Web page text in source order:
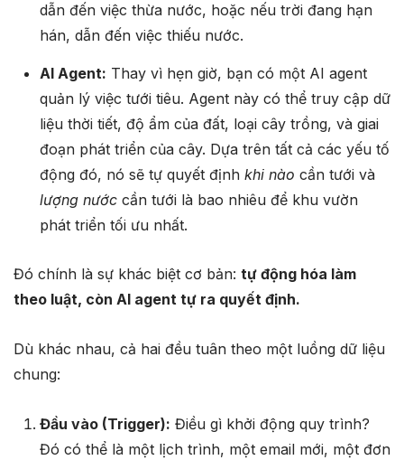
dẫn đến việc thừa nước, hoặc nếu trời đang hạn
hán, dẫn đến việc thiếu nước.
AI Agent: Thay vì hẹn giờ, bạn có một AI agent
quản lý việc tưới tiêu. Agent này có thể truy cập dữ
liệu thời tiết, độ ẩm của đất, loại cây trồng, và giai
đoạn phát triển của cây. Dựa trên tất cả các yếu tố
động đó, nó sẽ tự quyết định khi nào cần tưới và
lượng nướccần tưới là bao nhiêu để khu vườn
phát triển tối ưu nhất.
Đó chính là sự khác biệt cơ bản: tự động hóa làm
theo luật, còn AI agent tự ra quyết định.
Dù khác nhau, cả hai đều tuân theo một luồng dữ liệu
chung:
Đầu vào (Trigger): Điều gì khởi động quy trình?
Đó có thể là một lịch trình, một email mới, một đơn